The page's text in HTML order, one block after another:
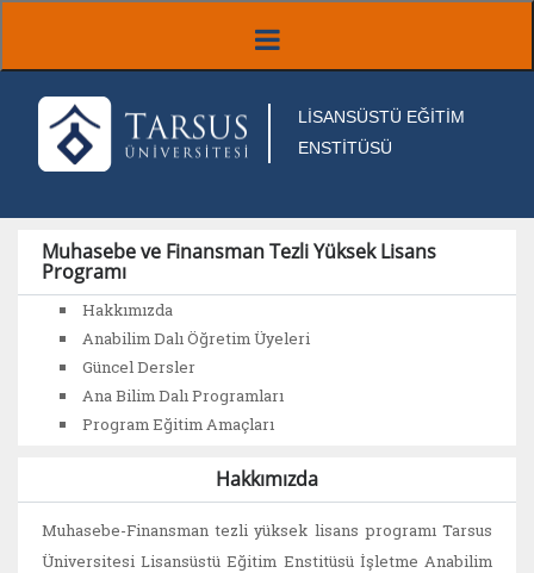
LİSANSÜSTÜ EĞİTİM
ENSTİTÜSÜ
Muhasebe ve Finansman Tezli Yüksek Lisans
Programı
Hakkımızda
Anabilim Dalı Öğretim Üyeleri
Güncel Dersler
Ana Bilim Dalı Programları
Program Eğitim Amaçları
Hakkımızda
Muhasebe-Finansman tezli yüksek lisans programı Tarsus
Üniversitesi Lisansüstü Eğitim Enstitüsü İşletme Anabilim